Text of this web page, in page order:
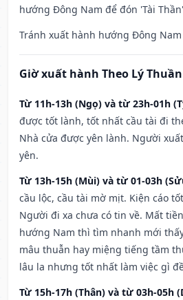
hướng Đông Nam để đón 'Tài
Tránh xuất hành hướng Đông Nam
Giờ xuất hành Theo Lý
Từ 11h-13h (Ngọ) và từ 23h-01h
được tốt lành, tốt nhất cầu tài đi
Nhà cửa được yên lành. Người
yên.
Từ 13h-15h (Mùi) và từ 01-03h
cầu lộc, cầu tài mờ mịt. Kiện cáo
Người đi xa chưa có tin về. Mất
hướng Nam thì tìm nhanh mới
mâu thuẫn hay miệng tiếng tầm
lâu la nhưng tốt nhất làm việc gì
Từ 15h-17h (Thân) và từ 03h-05h